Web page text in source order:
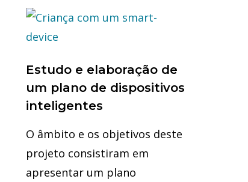
Estudo e elaboração de
um plano de dispositivos
inteligentes
O âmbito e os objetivos deste
projeto consistiram em
apresentar um plano